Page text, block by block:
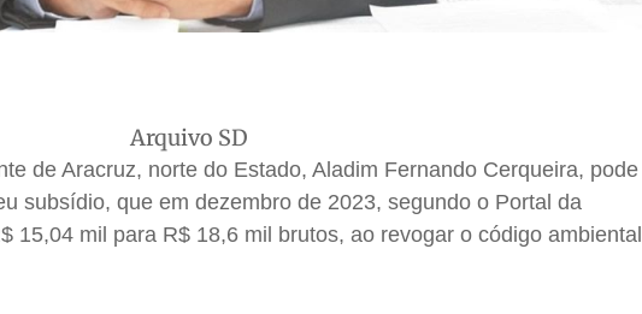
Arquivo SD
de Aracruz, norte do Estado, Aladim Fernando Cerqueira, pode
subsídio, que em dezembro de 2023, segundo o Portal da
15,04 mil para R$ 18,6 mil brutos, ao revogar o código ambiental